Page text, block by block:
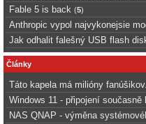
Fable 5 is back (5)
Anthropic vypol najvykonejsie
Jak odhalit falešný USB flash
Články
Táto kapela má milióny
Windows 11 - připojení
NAS QNAP - výměna